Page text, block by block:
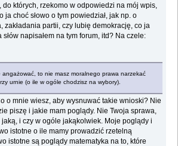
do których, rzekomo w odpowiedzi na mój wpis,
ja choć słowo o tym powiedział, jak np. o
zakładania partii, czy lubię demokrację, co ja
napisałem na tym forum, itd? Na czele:
angażować, to nie masz moralnego prawa narzekać
urnie (o ile w ogóle chodzisz na wybory).
o mnie wiesz, aby wysnuwać takie wnioski? Nie
piszę i jakie mam poglądy. Nie Twoja sprawa,
i czy w ogóle jakąkolwiek. Moje poglądy i
istotne o ile mamy prowadzić rzetelną
istotne są poglądy matematyka na to, które